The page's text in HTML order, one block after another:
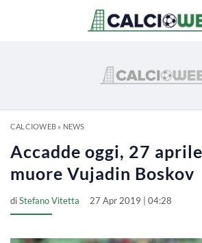
CALCIOWEB» NEWS
Accadde oggi, 27
muore Vujadin Boskov
diStefano Vitetta 27 Apr 2019 | 04:28